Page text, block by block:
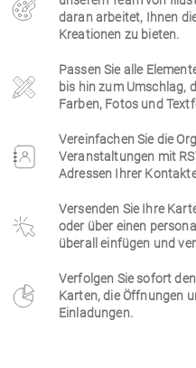
daran arbeitet, Ihnen
Kreationen zu bieten.
Passen Sie alle
bis hin zum Umschlag,
Farben, Fotos und
Vereinfachen Sie die
Veranstaltungen mit
Adressen Ihrer
Versenden Sie Ihre
oder über einen
überall einfügen und
Verfolgen Sie sofort
Karten, die Öffnungen
Einladungen.